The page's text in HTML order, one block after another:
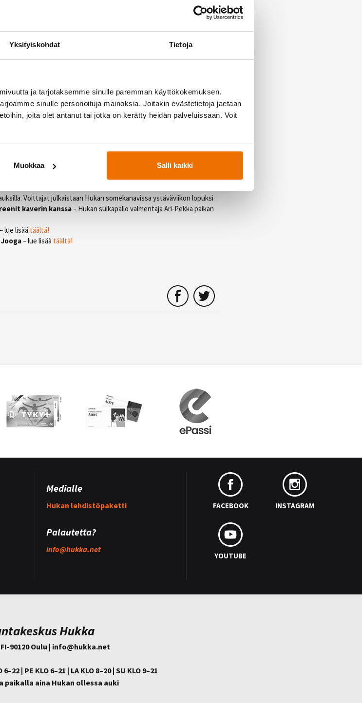
Yksityiskohdat Tietoja
ja tarjotaksemme sinulle paremman käyttökokemuksen.
sinulle personoituja mainoksia. Joitakin evästetietoja jaetaan
joita olet antanut tai jotka on kerätty heidän palveluissaan. Voit
Muokkaa Salli kaikki
suosittelijalahjan jokaisesta kaveriviikolla
tutustumaan Hukkaan!
jäsenen mukana, ja tavallisista vierailuehdoista poiketen kaverisi
tai jäsenyytensä päättäneitä. Pääsyehtona on vain
jäsenen kanssa. Aikuisten lisäksi myös 8–15-vuotiaat
mukaisesti.
tuotteet kaksi yhden hinnalla!
Voittajat julkaistaan Hukan somekanavissa ystäväviikon lopuksi.
kaverin kanssa– Hukan sulkapallo valmentaja Ari-Pekka paikan
– lue lisää täältä!
– lue lisää täältä!
Medialle
Hukan lehdistöpaketti
Palautetta?
info@hukka.net
FACEBOOK INSTAGRAM
YOUTUBE
Hukka
90120 Oulu | info@hukka.net
| PE KLO 6–21 | LA KLO 8–20 | SU KLO 9–21
paikalla aina Hukan ollessa auki